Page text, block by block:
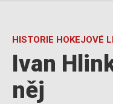
HISTORIE HOKEJOVÉ
Ivan
něj